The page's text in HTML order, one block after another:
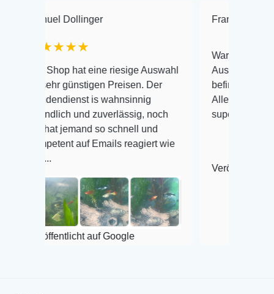
Dollinger
hat eine riesige Auswahl
günstigen Preisen. Der
is wahnsinnig
und zuverlässig, noch
jemand so schnell und
auf Emails reagiert wie
auf Google
Frank Hackmayer
Warenanlieferung Top
Auswahl plus
befinden der Fische
Alles ist quick lebendig
super Zustand. Gerne
Veröffentlicht auf Google